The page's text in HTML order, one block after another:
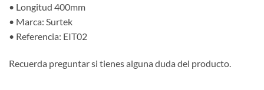
• Longitud 400mm
• Marca: Surtek
• Referencia: EIT02
Recuerda preguntar si tienes alguna duda del producto.